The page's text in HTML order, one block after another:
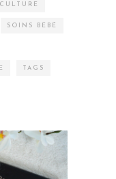
SOINS BÉBÉ
TAGS